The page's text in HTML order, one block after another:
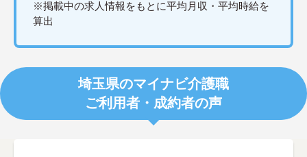
※掲載中の求人情報をもとに平均月収・平均時給を
算出
埼玉県のマイナビ介護職
ご利用者・成約者の声